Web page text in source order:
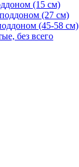
(15 см)
(27 см)
(45-58 см)
без всего